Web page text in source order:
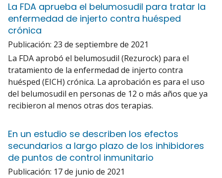
La FDA aprueba el belumosudil para tratar la
enfermedad de injerto contra huésped
crónica
Publicación: 23 de septiembre de 2021
La FDA aprobó el belumosudil (Rezurock) para el
tratamiento de la enfermedad de injerto contra
huésped (EICH) crónica. La aprobación es para el uso
del belumosudil en personas de 12 o más años que ya
recibieron al menos otras dos terapias.
En un estudio se describen los efectos
secundarios a largo plazo de los inhibidores
de puntos de control inmunitario
Publicación: 17 de junio de 2021